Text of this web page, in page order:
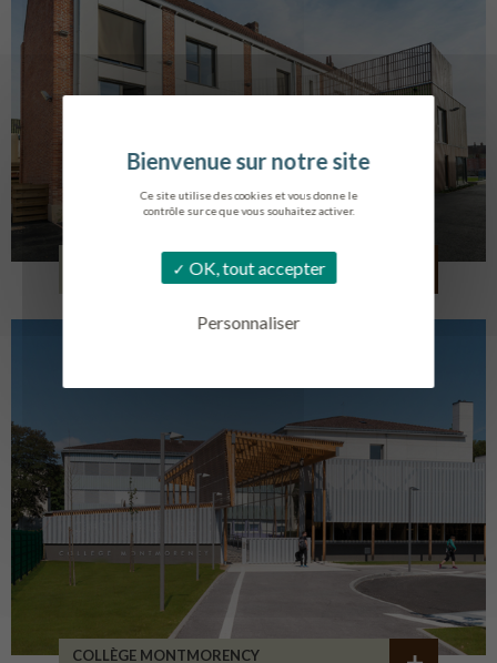
Ce site utilise des cookies et vous donne le
contrôle sur ce que vous souhaitez activer.
OK, tout accepter
Personnaliser
LOG. JEUNES TRAVAILLEURS
COLLÈGE MONTMORENCY